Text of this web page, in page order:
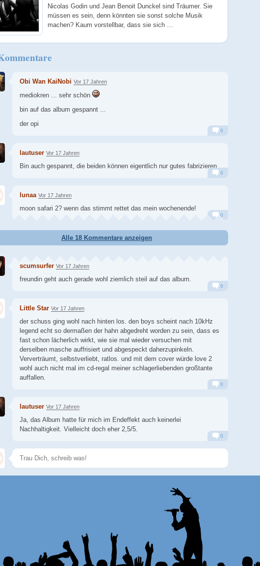
Nicolas Godin und Jean Benoit Dunckel sind Träumer. Sie
müssen es sein, denn könnten sie sonst solche Musik
machen? Kaum vorstellbar, dass sie sich …
Obi Wan KaiNobi Vor 17 Jahren
mediokren ... sehr schön
bin auf das album gespannt ...
der opi
0
lautuser Vor 17 Jahren
Bin auch gespannt, die beiden können eigentlich nur gutes fabrizieren.
0
lunaa Vor 17 Jahren
moon safari 2? wenn das stimmt rettet das mein wochenende!
0
Alle 18 Kommentare anzeigen
scumsurfer Vor 17 Jahren
freundin geht auch gerade wohl ziemlich steil auf das album.
0
Little Star Vor 17 Jahren
der schuss ging wohl nach hinten los. den boys scheint nach 10kHz
legend echt so dermaßen der hahn abgedreht worden zu sein, dass es
fast schon lächerlich wirkt, wie sie mal wieder versuchen mit
derselben masche auffrisiert und abgespeckt daherzupinkeln.
Ververträumt, selbstverliebt, ratlos. und mit dem cover würde love 2
wohl auch nicht mal im cd-regal meiner schlagerliebenden großtante
auffallen.
0
lautuser Vor 17 Jahren
Ja, das Album hatte für mich im Endeffekt auch keinerlei
Nachhaltigkeit. Vielleicht doch eher 2,5/5.
Alarm Antworten
0
Speichern